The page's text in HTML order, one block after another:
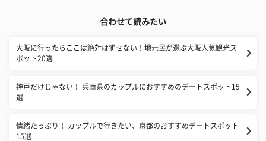
合わせて読みたい
大阪に行ったらここは絶対はずせない！地元民が選ぶ大阪人気観光ス
ポット20選
神戸だけじゃない！ 兵庫県のカップルにおすすめのデートスポット15
選
情緒たっぷり！ カップルで行きたい、京都のおすすめデートスポット
15選